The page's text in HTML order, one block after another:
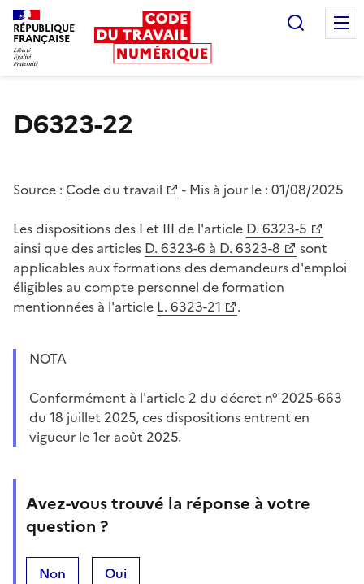
RÉPUBLIQUE
FRANÇAISE
D6323-22
Source : Code du travail - Mis à jour le : 01/08/2025
Les dispositions des I et III de l'article D. 6323-5
ainsi que des articles D. 6323-6 à D. 6323-8
sont
applicables aux formations des demandeurs d'emploi
éligibles au compte personnel de formation
mentionnées à l'article L. 6323-21 .
NOTA
Conformément à l'article 2 du décret n° 2025-663
du 18 juillet 2025, ces dispositions entrent en
vigueur le 1er août 2025.
Avez-vous trouvé la réponse à votre
question ?
Non Oui